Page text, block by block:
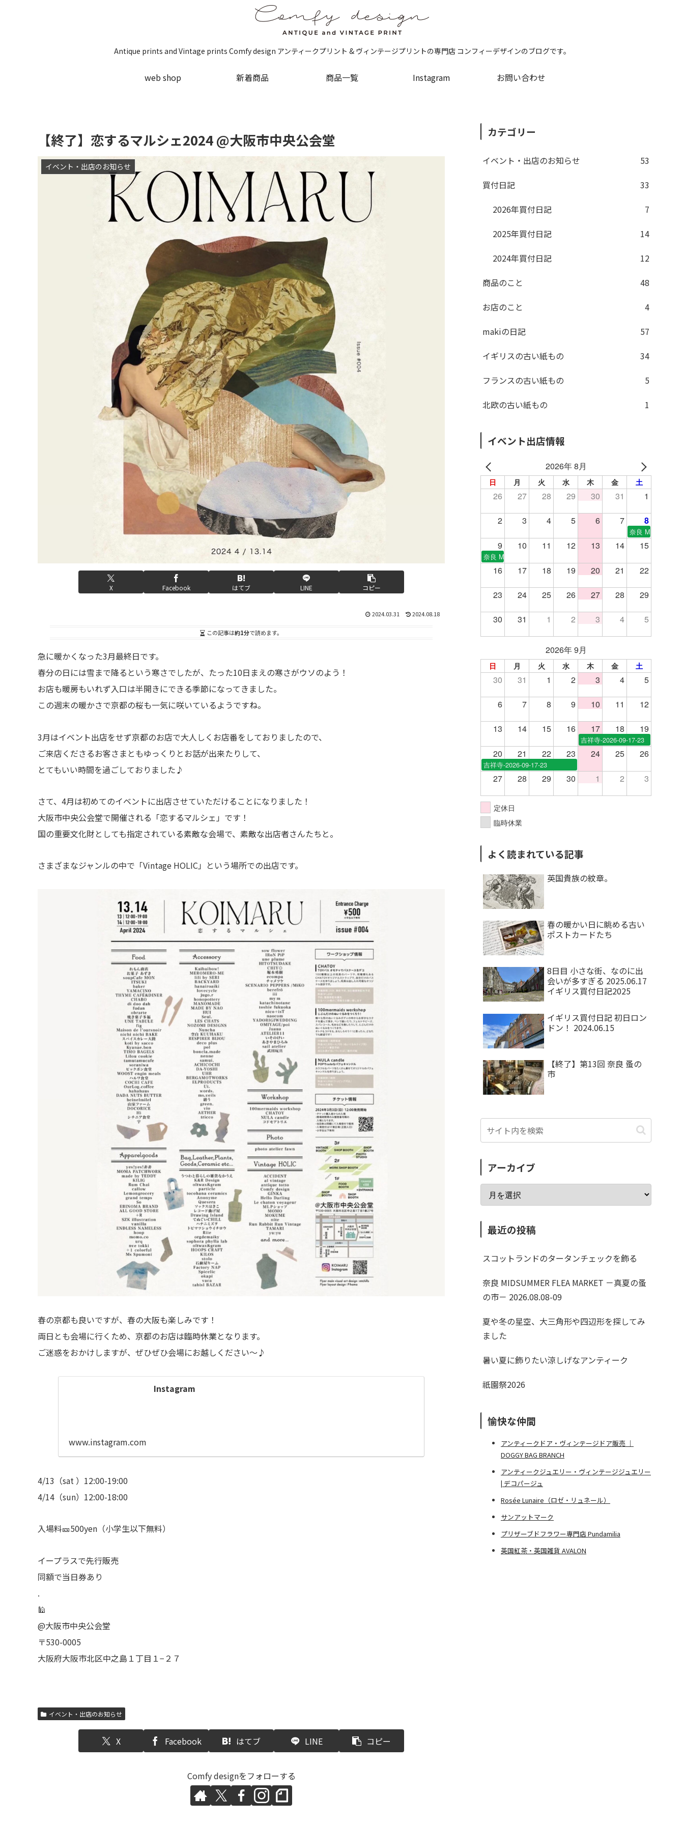
Antique prints and Vintage prints Comfy design アンティークプリント & ヴィンテージプリントの専門店 コンフィーデザインのブログです。
web shop 新着商品 商品一覧 Instagram お問い合わせ
【終了】恋するマルシェ2024 @大阪市中央公会堂
イベント・出店のお知らせ
X Facebook はてブ LINE コピー
2024.03.31 2024.08.18
この記事は約1分で読めます。
急に暖かくなった3月最終日です。
春分の日には雪まで降るという寒さでしたが、たった10日まえの寒さがウソのよう！
お店も暖房もいれず入口は半開きにできる季節になってきました。
この週末の暖かさで京都の桜も一気に咲いているようですね。
3月はイベント出店をせず京都のお店で大人しくお店番をしておりましたので、
ご来店くださるお客さまともゆっくりとお話が出来たりして、
とてもいい時間を過ごしておりました♪
さて、4月は初めてのイベントに出店させていただけることになりました！
大阪市中央公会堂で開催される「恋するマルシェ」です！
国の重要文化財としても指定されている素敵な会場で、素敵な出店者さんたちと。
さまざまなジャンルの中で「Vintage HOLIC」という場所での出店です。
春の京都も良いですが、春の大阪も楽しみです！
両日とも会場に行くため、京都のお店は臨時休業となります。
ご迷惑をおかけしますが、ぜひぜひ会場にお越しください～♪
Instagram
www.instagram.com
4/13（sat ）12:00-19:00
4/14（sun）12:00-18:00
入場料🎫500yen（小学生以下無料）
イープラスで先行販売
同額で当日券あり
.
🕌
@大阪市中央公会堂
〒530-0005
大阪府大阪市北区中之島１丁目１−２７
イベント・出店のお知らせ
X Facebook はてブ LINE コピー
Comfy designをフォローする
カテゴリー
イベント・出店のお知らせ
53
買付日記
33
2026年買付日記
7
2025年買付日記
14
2024年買付日記
12
商品のこと
48
お店のこと
4
makiの日記
57
イギリスの古い紙もの
34
フランスの古い紙もの
5
北欧の古い紙もの
1
イベント出店情報
2026年 8月
日 月 火 水 木 金 土
26 27 28 29 30 31 1
2 3 4 5 6 7 8
奈良
9 10 11 12 13 14 15
奈良 MIDSUMMER FLEA MARKET －真夏の蚤の市－ 2026.08.08-
16 17 18 19 20 21 22
23 24 25 26 27 28 29
30 31 1 2 3 4 5
2026年 9月
日 月 火 水 木 金 土
30 31 1 2 3 4 5
6 7 8 9 10 11 12
13 14 15 16 17 18 19
吉祥寺-2026-09-17-23
20 21 22 23 24 25 26
吉祥寺-2026-09-17-23
27 28 29 30 1 2 3
定休日
臨時休業
よく読まれている記事
英国貴族の紋章。
春の暖かい日に眺める古い
ポストカードたち
8日目 小さな街、なのに出
会いが多すぎる 2025.06.17
イギリス買付日記2025
イギリス買付日記 初日ロン
ドン！ 2024.06.15
【終了】第13回 奈良 蚤の
市
アーカイブ
最近の投稿
スコットランドのタータンチェックを飾る
奈良 MIDSUMMER FLEA MARKET －真夏の蚤
の市－ 2026.08.08-09
夏や冬の星空、大三角形や四辺形を探してみ
ました
暑い夏に飾りたい涼しげなアンティーク
祇園祭2026
愉快な仲間
アンティークドア・ヴィンテージドア販売 ｜
DOGGY BAG BRANCH
アンティークジュエリー・ヴィンテージジュエリー
| デコパージュ
Rosée Lunaire（ロゼ・リュネール）
サンアットマーク
プリザーブドフラワー専門店 Pundamilia
英国紅茶・英国雑貨 AVALON